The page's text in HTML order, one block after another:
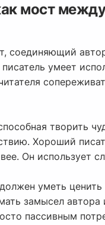
мост
соединяющий
умеет
творить
Хороший
Он использует
уметь
замысел
пассивным